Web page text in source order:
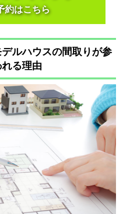
約はこちら
ルハウスの間取りが参
る理由